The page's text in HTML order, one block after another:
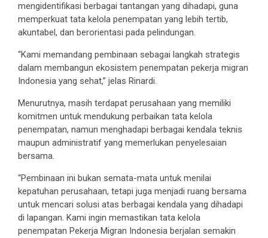
mengidentifikasi berbagai tantangan yang dihadapi, guna
memperkuat tata kelola penempatan yang lebih tertib,
akuntabel, dan berorientasi pada pelindungan.
“Kami memandang pembinaan sebagai langkah strategis
dalam membangun ekosistem penempatan pekerja migran
Indonesia yang sehat,” jelas Rinardi.
Menurutnya, masih terdapat perusahaan yang memiliki
komitmen untuk mendukung perbaikan tata kelola
penempatan, namun menghadapi berbagai kendala teknis
maupun administratif yang memerlukan penyelesaian
bersama.
“Pembinaan ini bukan semata-mata untuk menilai
kepatuhan perusahaan, tetapi juga menjadi ruang bersama
untuk mencari solusi atas berbagai kendala yang dihadapi
di lapangan. Kami ingin memastikan tata kelola
penempatan Pekerja Migran Indonesia berjalan semakin